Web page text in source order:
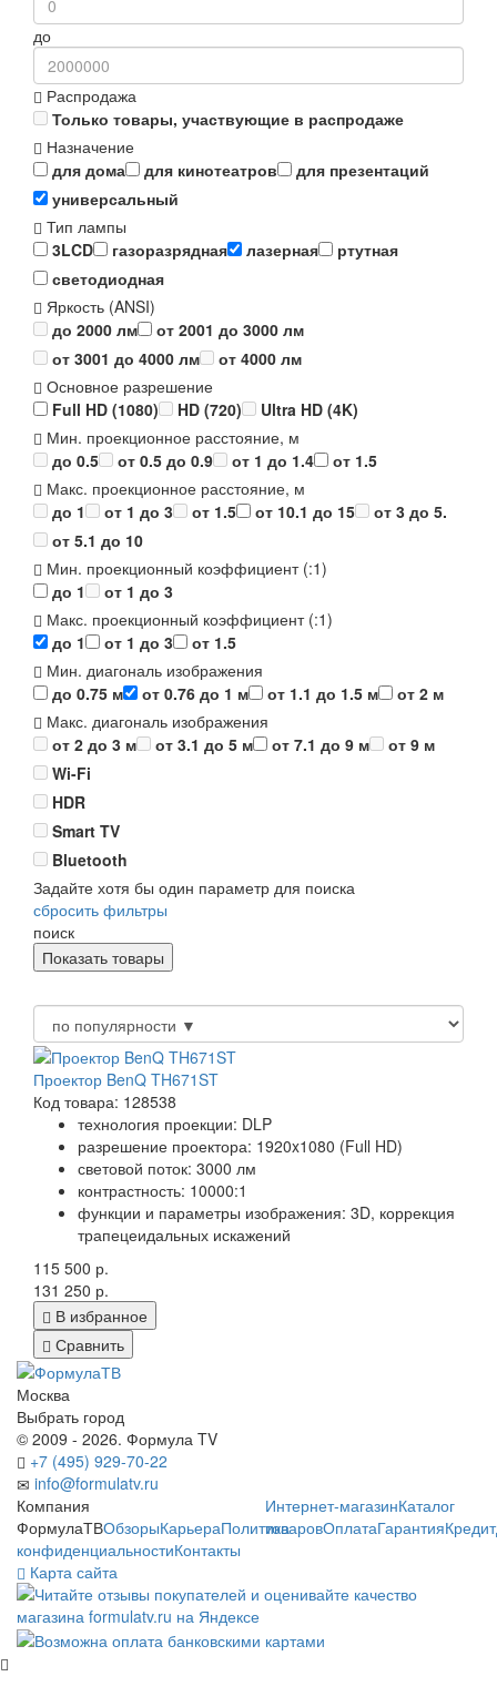
до
Распродажа
Только товары, участвующие в распродаже
Назначение
для дома
для кинотеатров
для презентаций
универсальный
Тип лампы
3LCD
газоразрядная лазерная
ртутная
светодиодная
Яркость (ANSI)
до 2000 лм
от 2001 до 3000 лм
от 3001 до 4000 лм
от 4000 лм
Основное разрешение
Full HD (1080)
HD (720)
Ultra HD (4K)
Мин. проекционное расстояние, м
до 0.5
от 0.5 до 0.9 от 1 до 1.4
от 1.5
Макс. проекционное расстояние, м
до 1
от 1 до 3 от 1.5 от 10.1 до 15
от 3 до 5.
от 5.1 до 10
Мин. проекционный коэффициент (:1)
до 1
от 1 до 3
Макс. проекционный коэффициент (:1)
до 1
от 1 до 3
от 1.5
Мин. диагональ изображения
до 0.75 м
от 0.76 до 1 м от 1.1 до 1.5 м
от 2 м
Макс. диагональ изображения
от 2 до 3 м
от 3.1 до 5 м от 7.1 до 9 м
от 9 м
Wi-Fi
HDR
Smart TV
Bluetooth
Задайте хотя бы один параметр для поиска
сбросить фильтры
поиск
Проектор BenQ TH671ST
Код товара: 128538
технология проекции: DLP
разрешение проектора: 1920x1080 (Full HD)
световой поток: 3000 лм
контрастность: 10000:1
функции и параметры изображения: 3D, коррекция
трапецеидальных искажений
115 500 р.
131 250 р.
В избранное
Сравнить
Москва
Выбрать город
© 2009 - 2026. Формула TV
+7 (495) 929-70-22
info@formulatv.ru
Компания
ФормулаТВОбзорыКарьераПолитика
конфиденциальностиКонтакты
Интернет-магазинКаталог
товаровОплатаГарантияКредит
Карта сайта